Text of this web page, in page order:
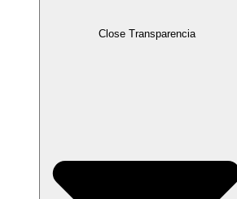
Close Transparencia